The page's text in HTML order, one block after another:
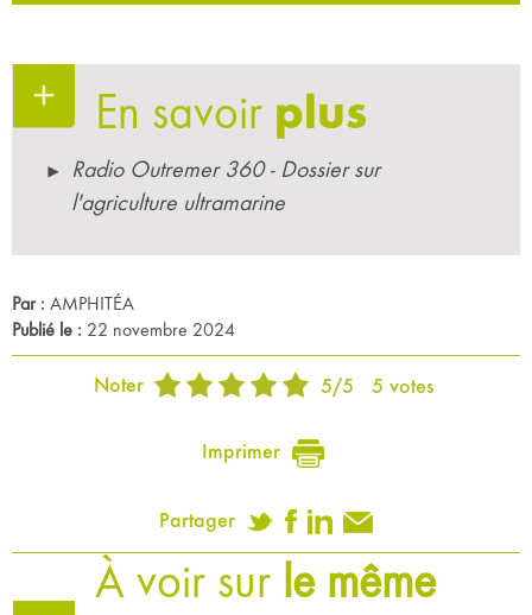
En savoir plus
Radio Outremer 360 - Dossier sur
l'agriculture ultramarine
Par : AMPHITÉA
Publié le : 22 novembre 2024
Noter 5/5 5 votes
Imprimer
Partager
À voir sur le même